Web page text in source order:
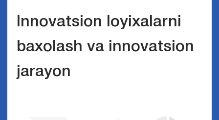
Innovatsion loyixalarni
baxolash va innovatsion
jarayon